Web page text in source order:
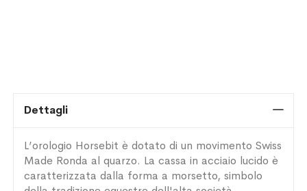
Dettagli
L’orologio Horsebit è dotato di un movimento Swiss
Made Ronda al quarzo. La cassa in acciaio lucido è
caratterizzata dalla forma a morsetto, simbolo